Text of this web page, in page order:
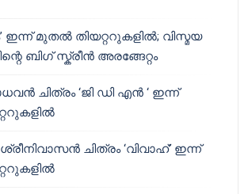
ഇന്ന് മുതൽ തിയറ്ററുകളിൽ; വിസ്മയ
ബിഗ് സ്ക്രീൻ അരങ്ങേറ്റം
ചിത്രം ‘ജി ഡി എൻ ‘ ഇന്ന്
ചിത്രം ‘വിവാഹ്’ ഇന്ന്